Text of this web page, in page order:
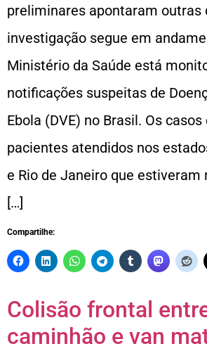
preliminares apontaram outras
investigação segue em
Ministério da Saúde está
notificações suspeitas de
Ebola (DVE) no Brasil. Os
pacientes atendidos nos
e Rio de Janeiro que
[…]
Compartilhe:
Colisão frontal
caminhão e van